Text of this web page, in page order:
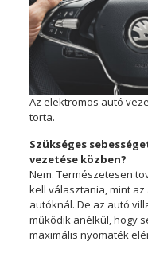
Az elektromos autó
torta.
Szükséges
vezetése közben?
Nem. Természetesen
kell választania, mint
autóknál. De az autó
működik anélkül, hogy
maximális nyomaték